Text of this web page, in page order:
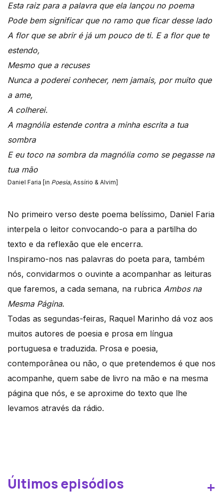
Esta raiz para a palavra que ela lançou no poema
Pode bem significar que no ramo que ficar desse lado
A flor que se abrir é já um pouco de ti. E a flor que te
estendo,
Mesmo que a recuses
Nunca a poderei conhecer, nem jamais, por muito que
a ame,
A colherei.
A magnólia estende contra a minha escrita a tua
sombra
E eu toco na sombra da magnólia como se pegasse na
tua mão
Daniel Faria [in Poesia, Assírio & Alvim]
No primeiro verso deste poema belíssimo, Daniel Faria
interpela o leitor convocando-o para a partilha do
texto e da reflexão que ele encerra.
Inspiramo-nos nas palavras do poeta para, também
nós, convidarmos o ouvinte a acompanhar as leituras
que faremos, a cada semana, na rubrica Ambos na
Mesma Página.
Todas as segundas-feiras, Raquel Marinho dá voz aos
muitos autores de poesia e prosa em língua
portuguesa e traduzida. Prosa e poesia,
contemporânea ou não, o que pretendemos é que nos
acompanhe, quem sabe de livro na mão e na mesma
página que nós, e se aproxime do texto que lhe
levamos através da rádio.
Últimos episódios +